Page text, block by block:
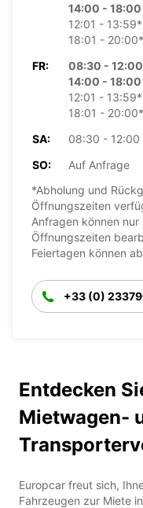
14:00 - 18:00
12:01 - 13:59*
18:01 - 20:00*
FR:
08:30 - 12:00
14:00 - 18:00
12:01 - 13:59*
18:01 - 20:00*
SA:
08:30 - 12:00
SO:
Auf Anfrage
*Abholung und
Öffnungszeiten
Anfragen können
Öffnungszeiten
Feiertagen können
+33 (0)
Entdecken
Mietwagen-
Europcar freut sich,
Fahrzeugen zur Miete